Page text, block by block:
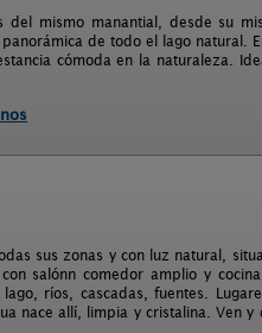
mismo manantial, desde su
de todo el lago natural.
cómoda en la naturaleza.
sus zonas y con luz natural,
salónn comedor amplio y
ríos, cascadas, fuentes.
nace allí, limpia y cristalina. Ven y